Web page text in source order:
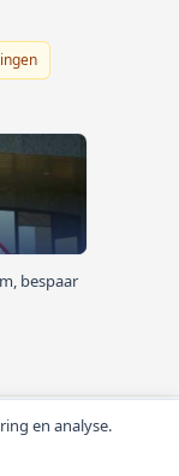
en analyse.
bespaar
BTW